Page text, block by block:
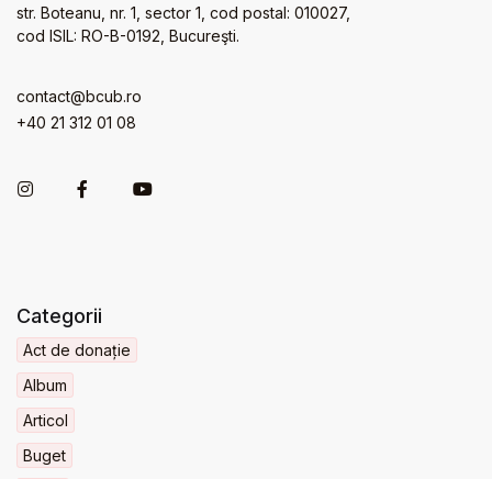
str. Boteanu, nr. 1, sector 1, cod postal: 010027,
cod ISIL: RO-B-0192, Bucureşti.
contact@bcub.ro
+40 21 312 01 08
Categorii
Act de donație
Album
Articol
Buget